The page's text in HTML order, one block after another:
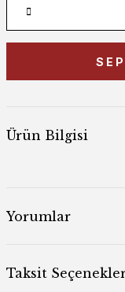
Ürün Bilgisi
Yorumlar
Taksit